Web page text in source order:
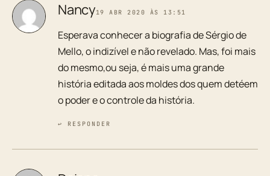
Nancy19 ABR 2020 ÀS 13:51
Esperava conhecer a biografia de Sérgio de
Mello, o indizível e não revelado. Mas, foi mais
do mesmo,ou seja, é mais uma grande
história editada aos moldes dos quem detéem
o poder e o controle da história.
↩ RESPONDER